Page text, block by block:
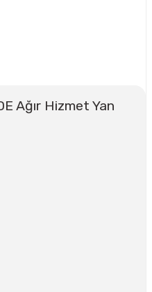
Ağır Hizmet Yan